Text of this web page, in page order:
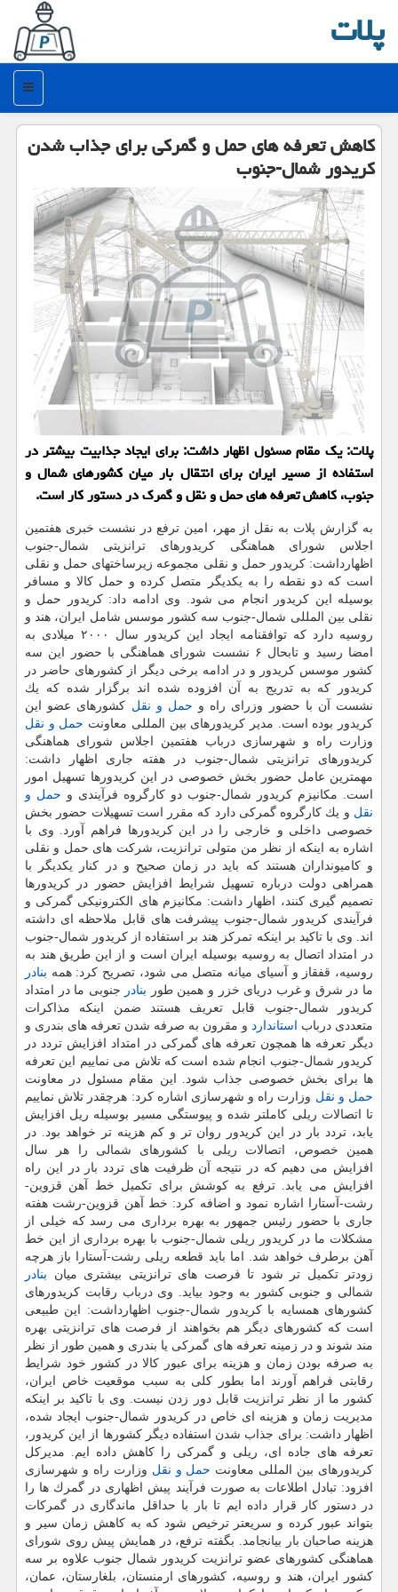
پلات
منو
كاهش تعرفه های حمل و گمركی برای جذاب شدن
كریدور شمال-جنوب
پلات: یك مقام مسئول اظهار داشت: برای ایجاد جذابیت بیشتر در
استفاده از مسیر ایران برای انتقال بار میان كشورهای شمال و
جنوب، كاهش تعرفه های حمل و نقل و گمرك در دستور كار است.
به گزارش پلات به نقل از مهر، امین ترفع در نشست خبری هفتمین
اجلاس شورای هماهنگی كریدورهای ترانزیتی شمال-جنوب
اظهارداشت: كریدور حمل و نقلی مجموعه زیرساختهای حمل و نقلی
است كه دو نقطه را به یكدیگر متصل كرده و حمل كالا و مسافر
بوسیله این كریدور انجام می شود. وی ادامه داد: كریدور حمل و
نقلی بین المللی شمال-جنوب سه كشور موسس شامل ایران، هند و
روسیه دارد كه توافقنامه ایجاد این كریدور سال ۲۰۰۰ میلادی به
امضا رسید و تابحال ۶ نشست شورای هماهنگی با حضور این سه
كشور موسس كریدور و در ادامه برخی دیگر از كشورهای حاضر در
كریدور كه به تدریج به آن افزوده شده اند برگزار شده كه یك
نشست آن با حضور وزرای راه و حمل و نقل كشورهای عضو این
كریدور بوده است. مدیر كریدورهای بین المللی معاونت حمل و نقل
وزارت راه و شهرسازی درباب هفتمین اجلاس شورای هماهنگی
كریدورهای ترانزیتی شمال-جنوب در هفته جاری اظهار داشت:
مهمترین عامل حضور بخش خصوصی در این كریدورها تسهیل امور
است. مكانیزم كریدور شمال-جنوب دو كارگروه فرآیندی و حمل و
نقل و یك كارگروه گمركی دارد كه مقرر است تسهیلات حضور بخش
خصوصی داخلی و خارجی را در این كریدورها فراهم آورد. وی با
اشاره به اینكه از نظر من متولی ترانزیت، شركت های حمل و نقلی
و كامیونداران هستند كه باید در زمان صحیح و در كنار یكدیگر با
همراهی دولت درباره تسهیل شرایط افزایش حضور در كریدورها
تصمیم گیری كنند، اظهار داشت: مكانیزم های الكترونیكی گمركی و
فرآیندی كریدور شمال-جنوب پیشرفت های قابل ملاحظه ای داشته
اند. وی با تاكید بر اینكه تمركز هند بر استفاده از كریدور شمال-جنوب
در امتداد اتصال به روسیه بوسیله ایران است و از این طریق هند به
روسیه، قفقاز و آسیای میانه متصل می شود، تصریح كرد: همه بنادر
ما در شرق و غرب دریای خزر و همین طور بنادر جنوبی ما در امتداد
كریدور شمال-جنوب قابل تعریف هستند ضمن اینكه مذاكرات
متعددی درباب
استاندارد و مقرون به صرفه شدن تعرفه های بندری و
دیگر تعرفه ها همچون تعرفه های گمركی در امتداد افزایش تردد در
كریدور شمال-جنوب انجام شده است كه تلاش می نماییم این تعرفه
ها برای بخش خصوصی جذاب شود. این مقام مسئول در معاونت
حمل و نقل وزارت راه و شهرسازی اشاره كرد: هرچقدر تلاش نماییم
تا اتصالات ریلی كاملتر شده و پیوستگی مسیر بوسیله ریل افزایش
یابد، تردد بار در این كریدور روان تر و كم هزینه تر خواهد بود. در
همین خصوص، اتصالات ریلی با كشورهای شمالی را هر سال
افزایش می دهیم كه در نتیجه آن ظرفیت های تردد بار در این راه
افزایش می یابد. ترفع به كوشش برای تكمیل خط آهن قزوین-
رشت-آستارا اشاره نمود و اضافه كرد: خط آهن قزوین-رشت هفته
جاری با حضور رئیس جمهور به بهره برداری می رسد كه خیلی از
مشكلات ما در كریدور ریلی شمال-جنوب با بهره برداری از این خط
آهن برطرف خواهد شد. اما باید قطعه ریلی رشت-آستارا باز هرچه
زودتر تكمیل تر شود تا فرصت های ترانزیتی بیشتری میان بنادر
شمالی و جنوبی كشور به وجود بیاید. وی درباب رقابت كریدورهای
كشورهای همسایه با كریدور شمال-جنوب اظهارداشت: این طبیعی
است كه كشورهای دیگر هم بخواهند از فرصت های ترانزیتی بهره
مند شوند و در زمینه تعرفه های گمركی یا بندری و همین طور از نظر
به صرفه بودن زمان و هزینه برای عبور كالا در كشور خود شرایط
رقابتی فراهم آورند اما بطور كلی به سبب موقعیت خاص ایران،
كشور ما از نظر ترانزیت قابل دور زدن نیست. وی با تاكید بر اینكه
مدیریت زمان و هزینه ای خاص در كریدور شمال-جنوب ایجاد شده،
اظهار داشت: برای جذاب شدن استفاده دیگر كشورها از این كریدور،
تعرفه های جاده ای، ریلی و گمركی را كاهش داده ایم. مدیركل
كریدورهای بین المللی معاونت حمل و نقل وزارت راه و شهرسازی
افزود: تبادل اطلاعات به صورت فرآیند پیش اظهاری در گمرك ها را
در دستور كار قرار داده ایم تا بار با حداقل ماندگاری در گمركات
بتواند عبور كرده و سریعتر ترخیص شود كه به كاهش زمان سیر و
هزینه صاحبان بار بیانجامد. بگفته ترفع، در همایش پیش روی شورای
هماهنگی كشورهای عضو ترانزیت كریدور شمال جنوب علاوه بر سه
كشور ایران، هند و روسیه، كشورهای ارمنستان، بلغارستان، عمان،